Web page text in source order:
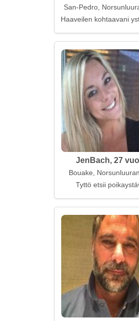
San-Pedro,
Haaveilen kohtaavani
JenBach, 27
Bouake,
Tyttö etsii